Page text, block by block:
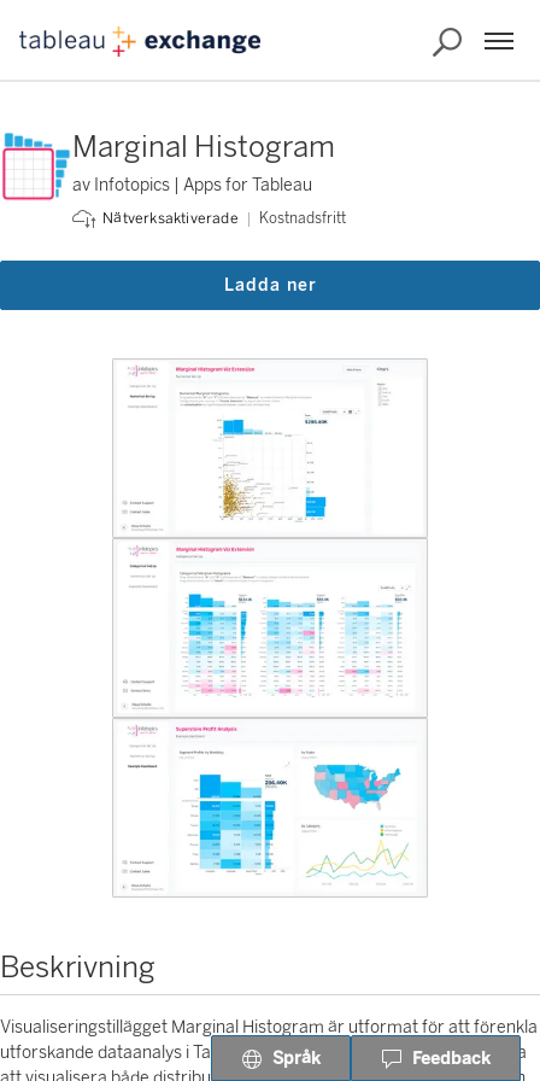
Marginal Histogram
av Infotopics | Apps for Tableau
Nätverksaktiverade Kostnadsfritt
Ladda ner
Beskrivning
Visualiseringstillägget Marginal Histogram är utformat för att förenkla
utforskande dataanalys i Tableau. Det gör det möjligt för användarna
Språk Feedback